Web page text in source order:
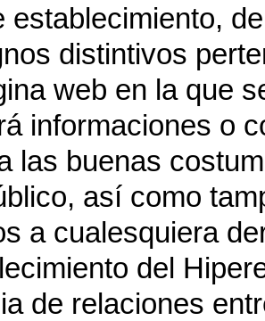
establecimiento,
distintivos
web en la que
informaciones o
las buenas
así como
a cualesquiera
del
de relaciones